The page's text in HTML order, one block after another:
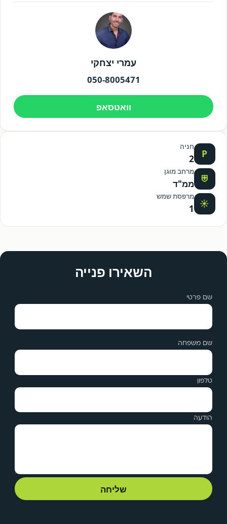
עמרי יצחקי
050-8005471
וואטסאפ
P
חניה
2
⛨
מרחב מוגן
ממ"ד
☀
מרפסת שמש
1
השאירו פנייה
שם פרטי
שם משפחה
טלפון
הודעה
שליחה